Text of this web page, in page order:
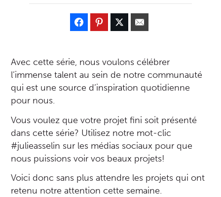
Avec cette série, nous voulons célébrer
l’immense talent au sein de notre communauté
qui est une source d’inspiration quotidienne
pour nous.
Vous voulez que votre projet fini soit présenté
dans cette série? Utilisez notre mot-clic
#julieasselin sur les médias sociaux pour que
nous puissions voir vos beaux projets!
Voici donc sans plus attendre les projets qui ont
retenu notre attention cette semaine.